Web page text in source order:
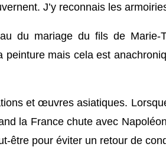
J’y reconnais les
du mariage du fils de Marie-
mais cela est
et œuvres asiatiques.
la France chute avec
être pour éviter un retour de